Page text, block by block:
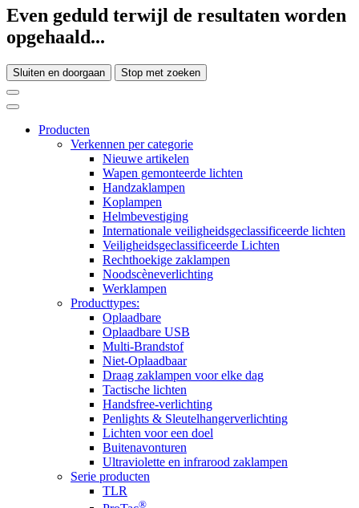
Even geduld terwijl de resultaten worden
opgehaald...
Sluiten en doorgaan Stop met zoeken
Producten
Verkennen per categorie
Nieuwe artikelen
Wapen gemonteerde lichten
Handzaklampen
Koplampen
Helmbevestiging
Internationale veiligheidsgeclassificeerde lichten
Veiligheidsgeclassificeerde Lichten
Rechthoekige zaklampen
Noodscèneverlichting
Werklampen
Producttypes:
Oplaadbare
Oplaadbare USB
Multi-Brandstof
Niet-Oplaadbaar
Draag zaklampen voor elke dag
Tactische lichten
Handsfree-verlichting
Penlights & Sleutelhangerverlichting
Lichten voor een doel
Buitenavonturen
Ultraviolette en infrarood zaklampen
Serie producten
TLR
®